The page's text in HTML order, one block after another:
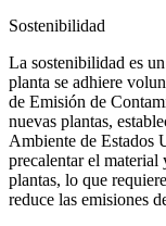
Sostenibilidad
La sostenibilidad es
planta se adhiere
de Emisión de
nuevas plantas,
Ambiente de Estados
precalentar el material
plantas, lo que
reduce las emisiones